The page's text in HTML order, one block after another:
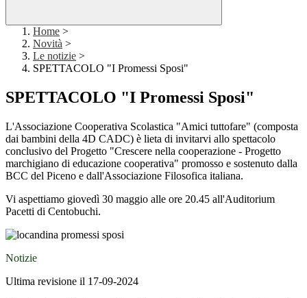
Home >
Novità >
Le notizie >
SPETTACOLO "I Promessi Sposi"
SPETTACOLO "I Promessi Sposi"
L'Associazione Cooperativa Scolastica "Amici tuttofare" (composta
dai bambini della 4D CADC) è lieta di invitarvi allo spettacolo
conclusivo del Progetto "Crescere nella cooperazione - Progetto
marchigiano di educazione cooperativa" promosso e sostenuto dalla
BCC del Piceno e dall'Associazione Filosofica italiana.
Vi aspettiamo giovedì 30 maggio alle ore 20.45 all'Auditorium
Pacetti di Centobuchi.
Notizie
Ultima revisione il 17-09-2024